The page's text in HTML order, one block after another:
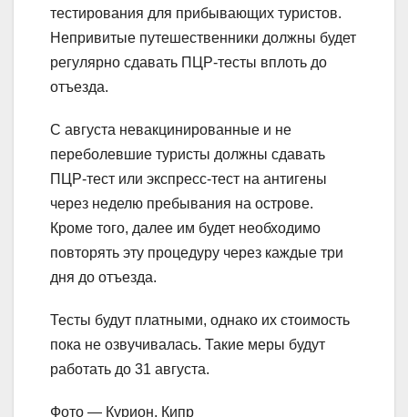
тестирования для прибывающих туристов.
Непривитые путешественники должны будет
регулярно сдавать ПЦР-тесты вплоть до
отъезда.
С августа невакцинированные и не
переболевшие туристы должны сдавать
ПЦР-тест или экспресс-тест на антигены
через неделю пребывания на острове.
Кроме того, далее им будет необходимо
повторять эту процедуру через каждые три
дня до отъезда.
Тесты будут платными, однако их стоимость
пока не озвучивалась. Такие меры будут
работать до 31 августа.
Фото — Курион, Кипр